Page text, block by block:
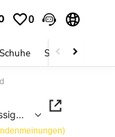
0
Schuhe Schmuck &